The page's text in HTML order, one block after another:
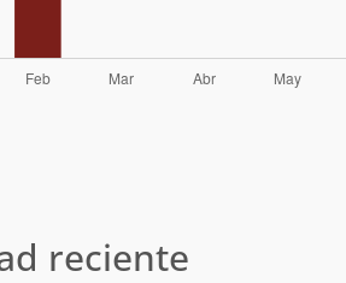
reciente